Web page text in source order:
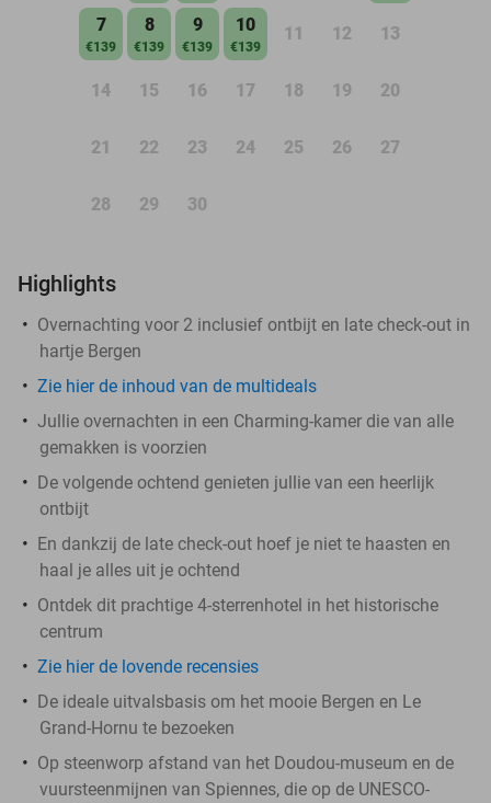
7
€139
8
€139
9
€139
10
€139
11 12 13
14 15 16 17 18 19 20
21 22 23 24 25 26 27
28 29 30
Highlights
Overnachting voor 2 inclusief ontbijt en late check-out in
hartje Bergen
Zie hier de inhoud van de multideals
Jullie overnachten in een Charming-kamer die van alle
gemakken is voorzien
De volgende ochtend genieten jullie van een heerlijk
ontbijt
En dankzij de late check-out hoef je niet te haasten en
haal je alles uit je ochtend
Ontdek dit prachtige 4-sterrenhotel in het historische
centrum
Zie hier de lovende recensies
De ideale uitvalsbasis om het mooie Bergen en Le
Grand-Hornu te bezoeken
Op steenworp afstand van het Doudou-museum en de
vuursteenmijnen van Spiennes, die op de UNESCO-